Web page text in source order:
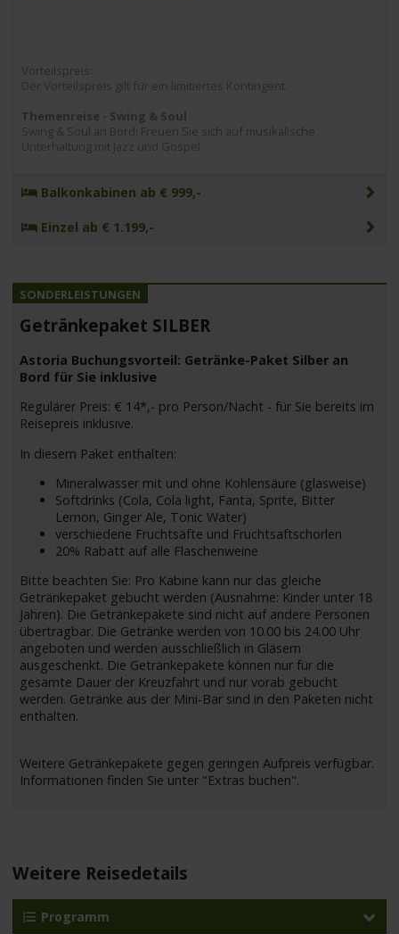
Vorteilspreis:
Der Vorteilspreis gilt für ein limitiertes Kontingent.
Themenreise - Swing & Soul
Swing & Soul an Bord: Freuen Sie sich auf musikalische
Unterhaltung mit Jazz und Gospel
Balkonkabinen ab € 999,-
Einzel ab € 1.199,-
Getränkepaket SILBER
Astoria Buchungsvorteil: Getränke-Paket Silber an
Bord für Sie inklusive
Regulärer Preis: € 14*,- pro Person/Nacht - für Sie bereits im
Reisepreis inklusive.
In diesem Paket enthalten:
Mineralwasser mit und ohne Kohlensäure (glasweise)
Softdrinks (Cola, Cola light, Fanta, Sprite, Bitter
Lemon, Ginger Ale, Tonic Water)
verschiedene Fruchtsäfte und Fruchtsaftschorlen
20% Rabatt auf alle Flaschenweine
Bitte beachten Sie: Pro Kabine kann nur das gleiche
Getränkepaket gebucht werden (Ausnahme: Kinder unter 18
Jahren). Die Getränkepakete sind nicht auf andere Personen
übertragbar. Die Getränke werden von 10.00 bis 24.00 Uhr
angeboten und werden ausschließlich in Gläsern
ausgeschenkt. Die Getränkepakete können nur für die
gesamte Dauer der Kreuzfahrt und nur vorab gebucht
werden. Getränke aus der Mini-Bar sind in den Paketen nicht
enthalten.
Weitere Getränkepakete gegen geringen Aufpreis verfügbar.
Informationen finden Sie unter "Extras buchen".
Weitere Reisedetails
Programm